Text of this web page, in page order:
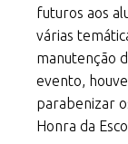
futuros aos
várias
manutenção
evento,
parabenizar
Honra da